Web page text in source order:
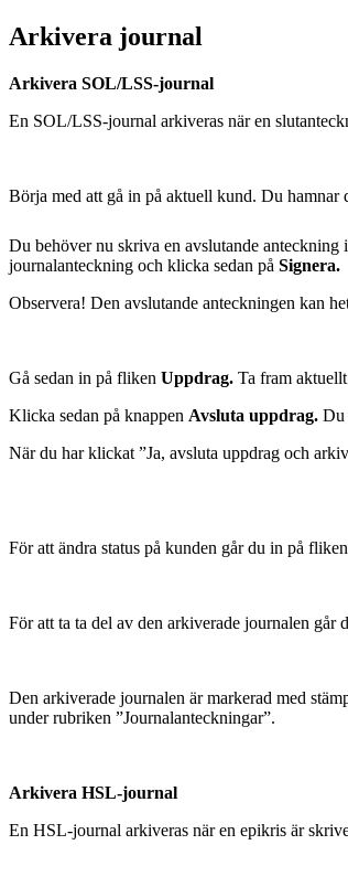
Arkivera journal
Arkivera SOL/LSS-journal
En SOL/LSS-journal arkiveras när en
Börja med att gå in på aktuell kund. Du hamnar
Du behöver nu skriva en avslutande
journalanteckning och klicka sedan på Signera.
Observera! Den avslutande anteckningen kan
Gå sedan in på fliken Uppdrag. Ta fram
Klicka sedan på knappen Avsluta uppdrag. Du
När du har klickat ”Ja, avsluta uppdrag och
För att ändra status på kunden går du in på fliken
För att ta ta del av den arkiverade journalen går
Den arkiverade journalen är markerad med
under rubriken ”Journalanteckningar”.
Arkivera HSL-journal
En HSL-journal arkiveras när en epikris är